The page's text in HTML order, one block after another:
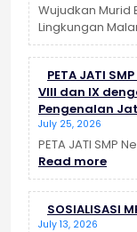
Wujudkan Murid
Lingkungan
PETA JATI
VIII dan IX
Pengenalan
July 25, 2026
PETA JATI SMP
Read more:
PETA
JATI
SMP
SOSIALISASI
July 13, 2026